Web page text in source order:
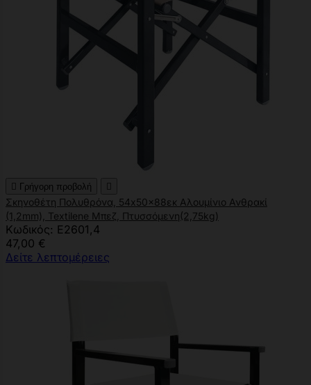
 Γρήγορη προβολή 
Σκηνοθέτη Πολυθρόνα, 54x50x88εκ Αλουμίνιο Ανθρακί
(1,2mm), Textilene Μπεζ, Πτυσσόμενη(2,75kg)
Κωδικός: Ε2601,4
47,00 €
Δείτε λεπτομέρειες